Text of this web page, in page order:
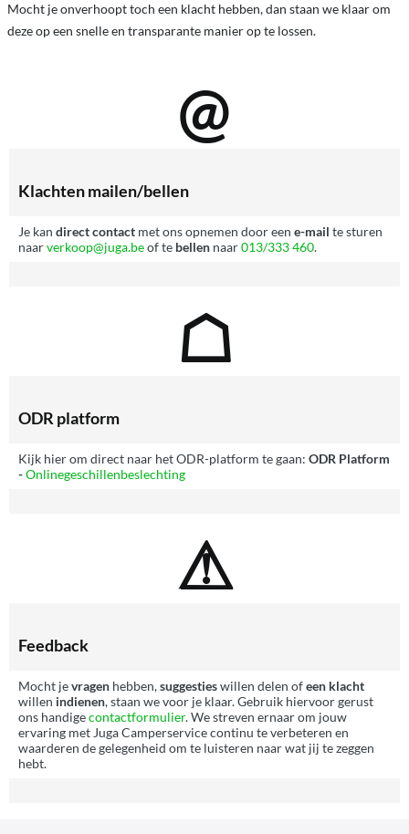
Mocht je onverhoopt toch een klacht hebben, dan staan we klaar om
deze op een snelle en transparante manier op te lossen.
@
Klachten mailen/bellen
Je kan direct contact met ons opnemen door een e-mail te sturen
naarverkoop@juga.beof te bellen naar013/333 460.
☖
ODR platform
Kijk hier om direct naar het ODR-platform te gaan: ODR Platform
-Onlinegeschillenbeslechting
⚠
Feedback
Mocht jevragen hebben,suggestieswillen delen ofeen klacht
willen indienen, staan we voor je klaar. Gebruik hiervoor gerust
ons handigecontactformulier. We streven ernaar om jouw
ervaring met Juga Camperservice continu te verbeteren en
waarderen de gelegenheid om te luisteren naar wat jij te zeggen
hebt.